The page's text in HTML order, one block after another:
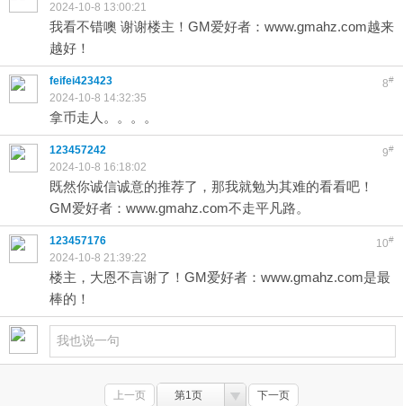
2024-10-8 13:00:21
我看不错噢 谢谢楼主！GM爱好者：www.gmahz.com越来
越好！
8#
feifei423423
2024-10-8 14:32:35
拿币走人。。。。
9#
123457242
2024-10-8 16:18:02
既然你诚信诚意的推荐了，那我就勉为其难的看看吧！
GM爱好者：www.gmahz.com不走平凡路。
10#
123457176
2024-10-8 21:39:22
楼主，大恩不言谢了！GM爱好者：www.gmahz.com是最
棒的！
上一页 第1页 下一页